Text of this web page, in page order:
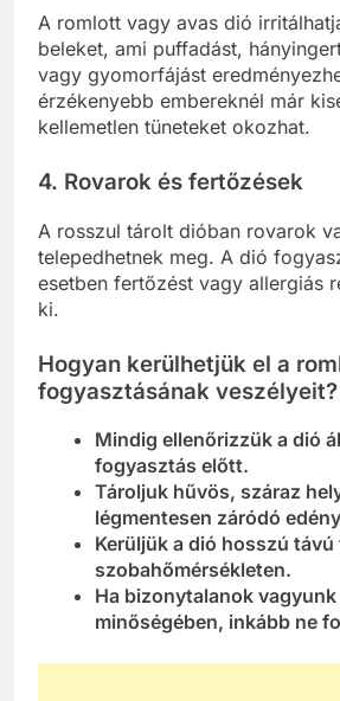
A romlott vagy avas dió
beleket, ami puffadást,
vagy gyomorfájást
érzékenyebb embereknél már
kellemetlen tüneteket okozhat.
4. Rovarok és fertőzések
A rosszul tárolt dióban rovarok
telepedhetnek meg. A dió
esetben fertőzést vagy allergiás
ki.
Hogyan kerülhetjük el a
fogyasztásának veszélyeit?
Mindig ellenőrizzük a dió
fogyasztás előtt.
Tároljuk hűvös, száraz
légmentesen záródó
Kerüljük a dió hosszú
szobahőmérsékleten.
Ha bizonytalanok vagyunk
minőségében, inkább ne